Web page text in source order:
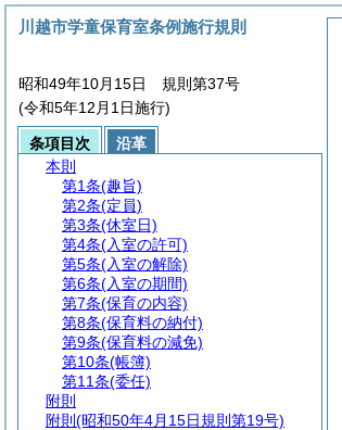
川越市学童保育室条例施行規則
昭和49年10月15日 規則第37号
(令和5年12月1日施行)
条項目次
沿革
本則
第1条(趣旨)
第2条(定員)
第3条(休室日)
第4条(入室の許可)
第5条(入室の解除)
第6条(入室の期間)
第7条(保育の内容)
第8条(保育料の納付)
第9条(保育料の減免)
第10条(帳簿)
第11条(委任)
附則
附則 (昭和50年4月15日規則第19号)